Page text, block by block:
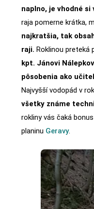
naplno, je vhodné
raja pomerne krátka,
najkratšia, tak
raji. Roklinou preteká
kpt. Jánovi
pôsobenia ako
Najvyšší vodopád v
všetky známe
rokliny vás čaká
planinu Geravy.